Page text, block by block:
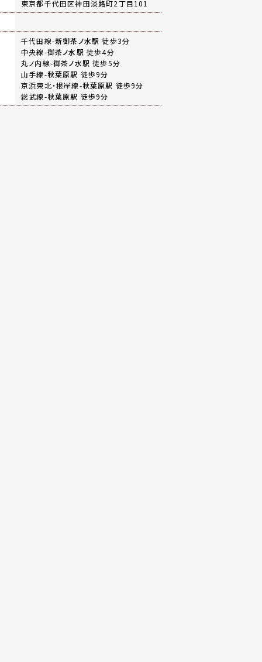
東京都千代田区神田淡路町2丁目101
千代田線-新御茶ノ水駅 徒歩3分
中央線-御茶ノ水駅 徒歩4分
丸ノ内線-御茶ノ水駅 徒歩5分
山手線-秋葉原駅 徒歩9分
京浜東北・根岸線-秋葉原駅 徒歩9分
総武線-秋葉原駅 徒歩9分